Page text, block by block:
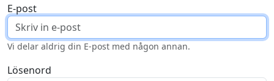
E-post
Vi delar aldrig din E-post med någon annan.
Lösenord